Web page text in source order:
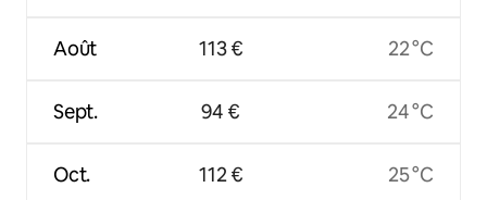
Août
Sept.
Oct.
113 €
94 €
112 €
22 °C
24 °C
25 °C